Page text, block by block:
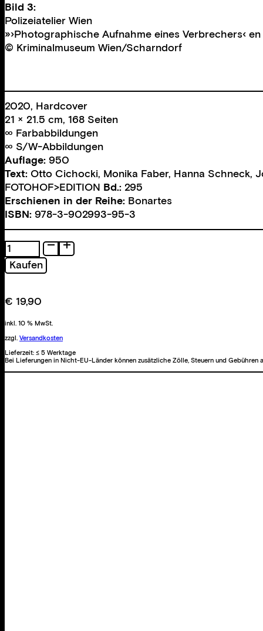
Bild 3:
Polizeiatelier Wien
»›Photographische Aufnahme eines Verbrechers‹
© Kriminalmuseum Wien/Scharndorf
2020, Hardcover
21 × 21.5 cm, 168 Seiten
∞ Farbabbildungen
∞ S/W-Abbildungen
Auflage: 950
Text: Otto Cichocki, Monika Faber, Hanna Schneck,
FOTOHOF>EDITION Bd.: 295
Erschienen in der Reihe: Bonartes
ISBN: 978-3-902993-95-3
Blitzlicht
in
der
Emil
fotografiert
Erdställe
und
Tatorte,
Kaufen
€ 19,90
inkl. 10 % MwSt.
zzgl. Versandkosten
Lieferzeit: ≤ 5 Werktage
Bei Lieferungen in Nicht-EU-Länder können zusätzliche Zölle, Steuern und Gebühren